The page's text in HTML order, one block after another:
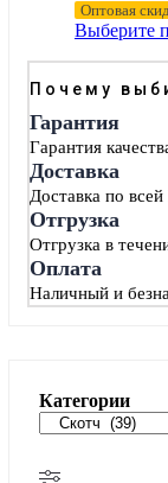
Оптовая
Выберите
Почему
Гарантия
Гарантия
Доставка
Доставка по
Отгрузка
Отгрузка в
Оплата
Наличный и
Категории